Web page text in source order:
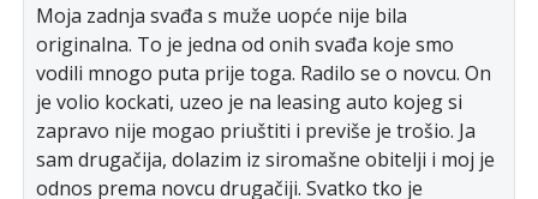
Moja zadnja svađa s muže uopće nije bila
originalna. To je jedna od onih svađa koje smo
vodili mnogo puta prije toga. Radilo se o novcu. On
je volio kockati, uzeo je na leasing auto kojeg si
zapravo nije mogao priuštiti i previše je trošio. Ja
sam drugačija, dolazim iz siromašne obitelji i moj je
odnos prema novcu drugačiji. Svatko tko je